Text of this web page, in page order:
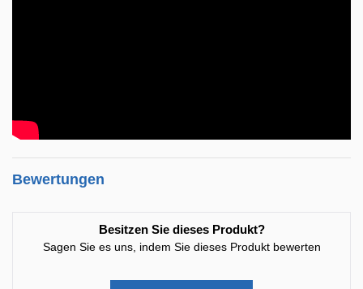
Bewertungen
Besitzen Sie dieses Produkt?
Sagen Sie es uns, indem Sie dieses Produkt bewerten